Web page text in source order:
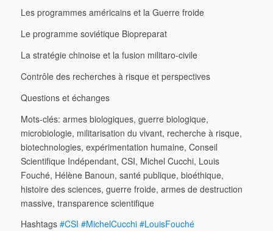
Les programmes américains et la Guerre froide
Le programme soviétique Biopreparat
La stratégie chinoise et la fusion militaro-civile
Contrôle des recherches à risque et perspectives
Questions et échanges
Mots-clés: armes biologiques, guerre biologique,
microbiologie, militarisation du vivant, recherche à risque,
biotechnologies, expérimentation humaine, Conseil
Scientifique Indépendant, CSI, Michel Cucchi, Louis
Fouché, Hélène Banoun, santé publique, bioéthique,
histoire des sciences, guerre froide, armes de destruction
massive, transparence scientifique
Hashtags #CSI #MichelCucchi #LouisFouché